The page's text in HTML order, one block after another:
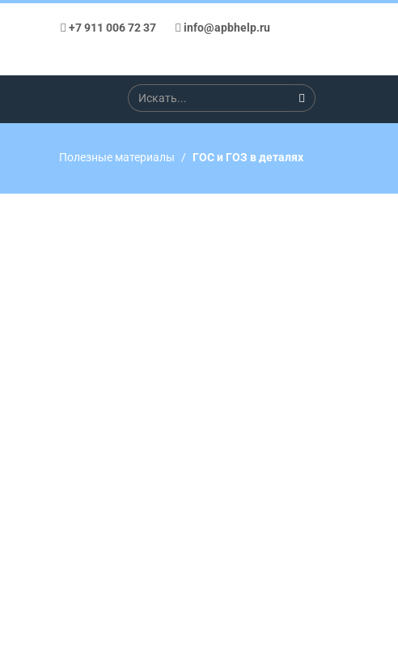
+7 911 006 72 37 info@apbhelp.ru
Полезные материалы ГОС и ГОЗ в деталях